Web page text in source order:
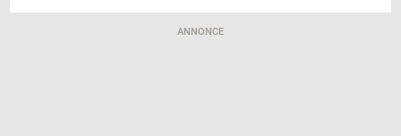
ANNONCE